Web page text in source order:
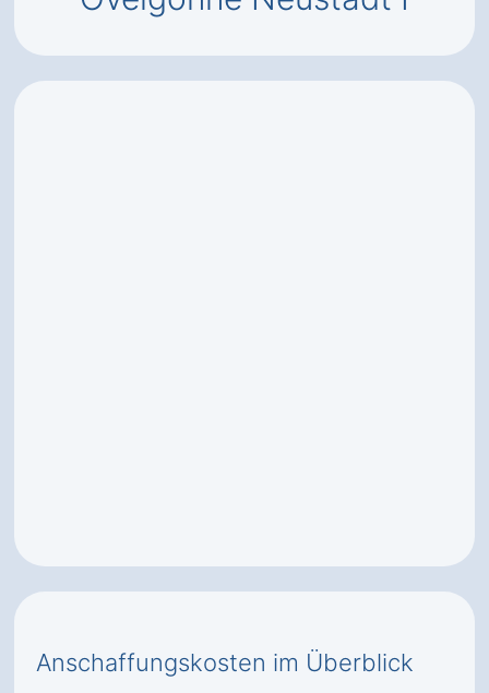
Anschaffungskosten im Überblick